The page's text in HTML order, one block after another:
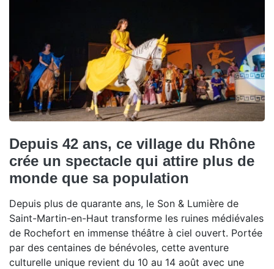
Depuis 42 ans, ce village du Rhône
crée un spectacle qui attire plus de
monde que sa population
Depuis plus de quarante ans, le Son & Lumière de
Saint-Martin-en-Haut transforme les ruines médiévales
de Rochefort en immense théâtre à ciel ouvert. Portée
par des centaines de bénévoles, cette aventure
culturelle unique revient du 10 au 14 août avec une